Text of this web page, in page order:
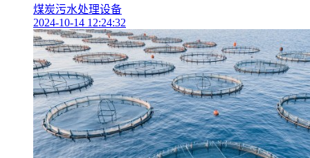
煤炭污水处理设备
2024-10-14 12:24:32